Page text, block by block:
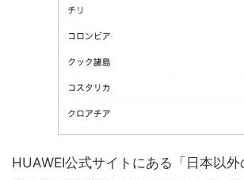
HUAWEI公式サイトにある「日本以